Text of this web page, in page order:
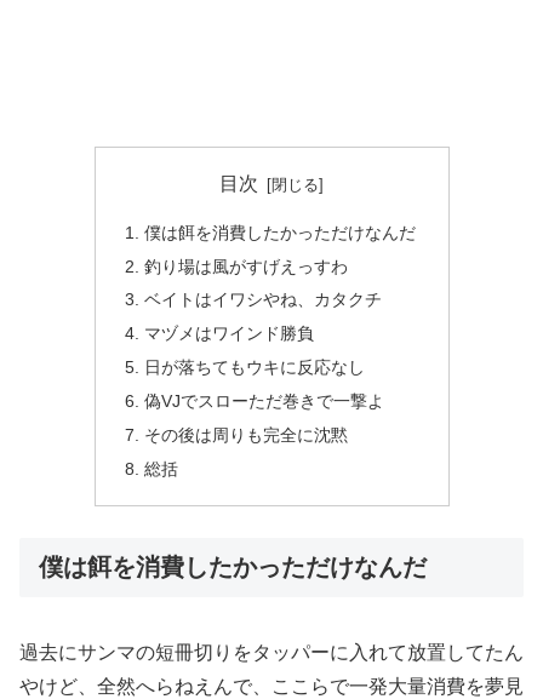
目次
僕は餌を消費したかっただけなんだ
釣り場は風がすげえっすわ
ベイトはイワシやね、カタクチ
マヅメはワインド勝負
日が落ちてもウキに反応なし
偽VJでスローただ巻きで一撃よ
その後は周りも完全に沈黙
総括
僕は餌を消費したかっただけなんだ
過去にサンマの短冊切りをタッパーに入れて放置してたん
やけど、全然へらねえんで、ここらで一発大量消費を夢見